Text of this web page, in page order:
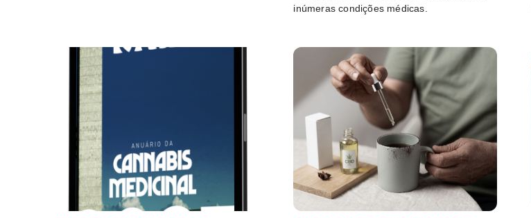
inúmeras condições médicas.